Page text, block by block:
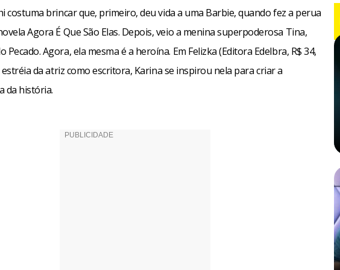
e algumas coisas dos meus diários, e foi só juntar e pensar em um
fui uma criança que gostou de contos de fadas com final feliz, mas
mensagem. Sinto falta disso. A idéia de como expressar o conceito do
naturalmente”. Nasce uma autora?
costuma brincar que, primeiro, deu vida a uma Barbie, quando fez a perua
Agora É Que São Elas. Depois, veio a menina superpoderosa Tina,
Pecado. Agora, ela mesma é a heroína. Em Felizka (Editora Edelbra, R$ 34,
da atriz como escritora, Karina se inspirou nela para criar a
da história.